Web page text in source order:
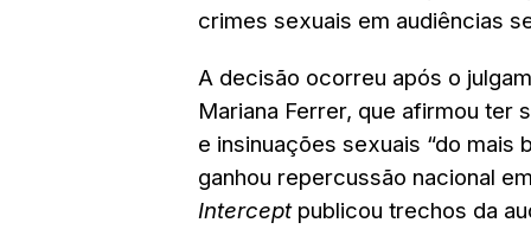
crimes sexuais em audiências
A decisão ocorreu após o
Mariana Ferrer, que afirmou ter
e insinuações sexuais “do mais
ganhou repercussão nacional
Interceptpublicou trechos da